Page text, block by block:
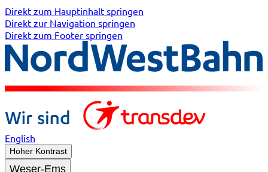
Direkt zum Hauptinhalt springen
Direkt zur Navigation springen
Direkt zum Footer springen
English
Hoher Kontrast
Weser-Ems